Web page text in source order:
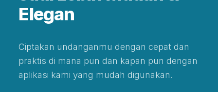
Elegan
Ciptakan undanganmu dengan cepat dan
praktis di mana pun dan kapan pun dengan
aplikasi kami yang mudah digunakan.